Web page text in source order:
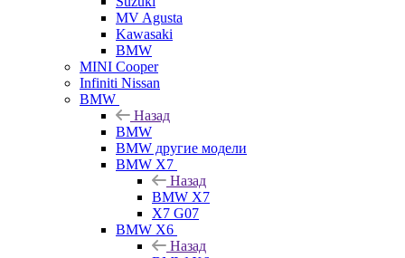
MV Agusta
Kawasaki
BMW
MINI Cooper
Infiniti Nissan
BMW
Назад
BMW
BMW другие модели
BMW X7
Назад
BMW X7
X7 G07
BMW X6
Назад